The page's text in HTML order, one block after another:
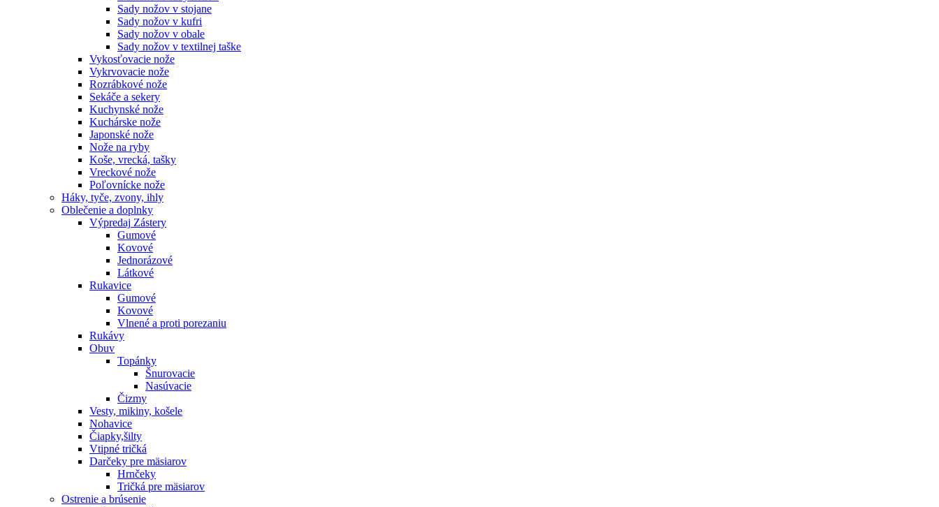
Sady nožov v stojane
Sady nožov v kufri
Sady nožov v obale
Sady nožov v textilnej taške
Vykosťovacie nože
Vykrvovacie nože
Rozrábkové nože
Sekáče a sekery
Kuchynské nože
Kuchárske nože
Japonské nože
Nože na ryby
Koše, vrecká, tašky
Vreckové nože
Poľovnícke nože
Háky, tyče, zvony, ihly
Oblečenie a doplnky
Výpredaj Zástery
Gumové
Kovové
Jednorázové
Látkové
Rukavice
Gumové
Kovové
Vlnené a proti porezaniu
Rukávy
Obuv
Topánky
Šnurovacie
Nasúvacie
Čizmy
Vesty, mikiny, košele
Nohavice
Čiapky,šilty
Vtipné tričká
Darčeky pre mäsiarov
Hrnčeky
Tričká pre mäsiarov
Ostrenie a brúsenie